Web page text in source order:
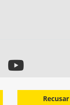
Recusar